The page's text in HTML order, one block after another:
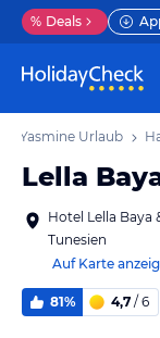
% Deals
Yasmine Urlaub
Lella
Hotel Lella Baya
Tunesien
Auf Karte
81% 4,7 / 6